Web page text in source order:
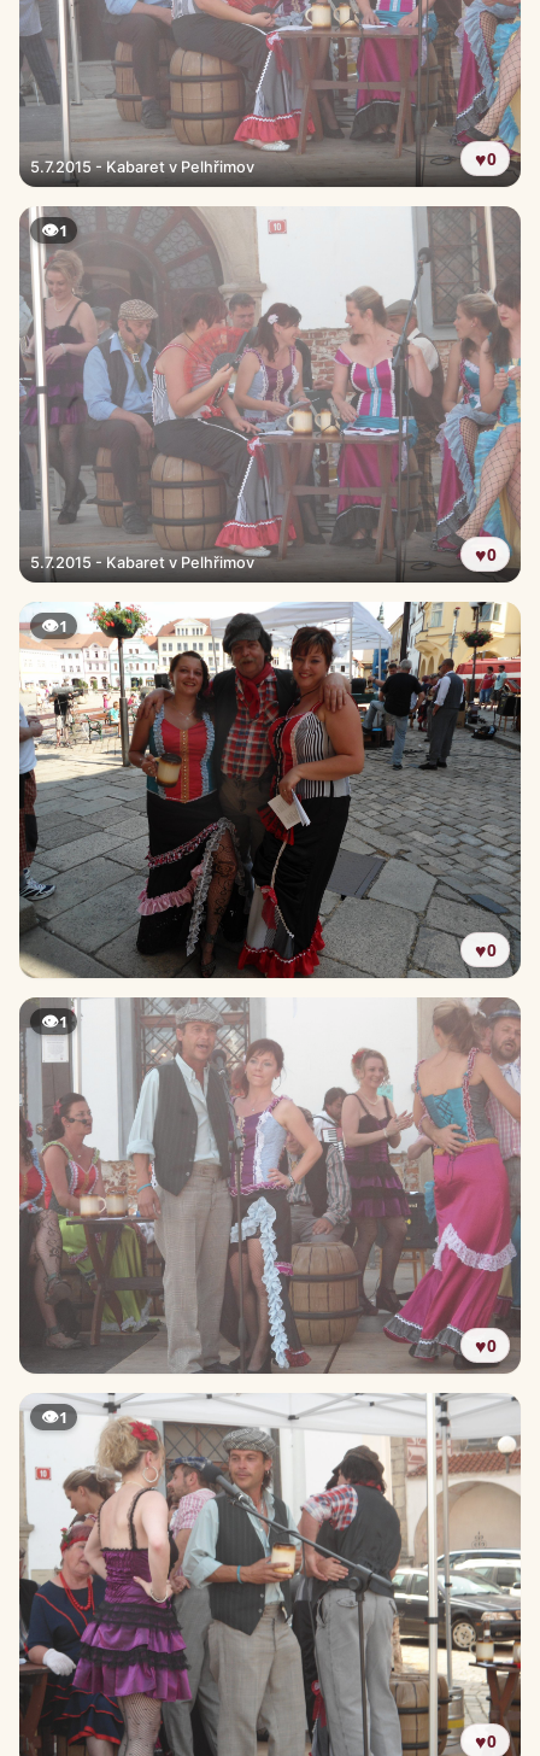
5.7.2015 - Kabaret v Pelhřimov ♥0
5.7.2015 - Kabaret v Pelhřimov
👁1
♥0
👁1
♥0
👁1
♥0
👁1
♥0